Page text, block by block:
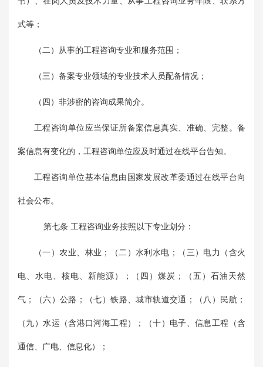
式等；
（二）从事的工程咨询专业和服务范围；
（三）备案专业领域的专业技术人员配备情况；
（四）非涉密的咨询成果简介。
工程咨询单位应当保证所备案信息真实、准确、完整。备
案信息有变化的，工程咨询单位应及时通过在线平台告知。
工程咨询单位基本信息由国家发展改革委通过在线平台向
社会公布。
第七条 工程咨询业务按照以下专业划分：
（一）农业、林业；（二）水利水电；（三）电力（含火
电、水电、核电、新能源）；（四）煤炭；（五）石油天然
气；（六）公路；（七）铁路、城市轨道交通；（八）民航；
（九）水运（含港口河海工程）；（十）电子、信息工程（含
通信、广电、信息化）；